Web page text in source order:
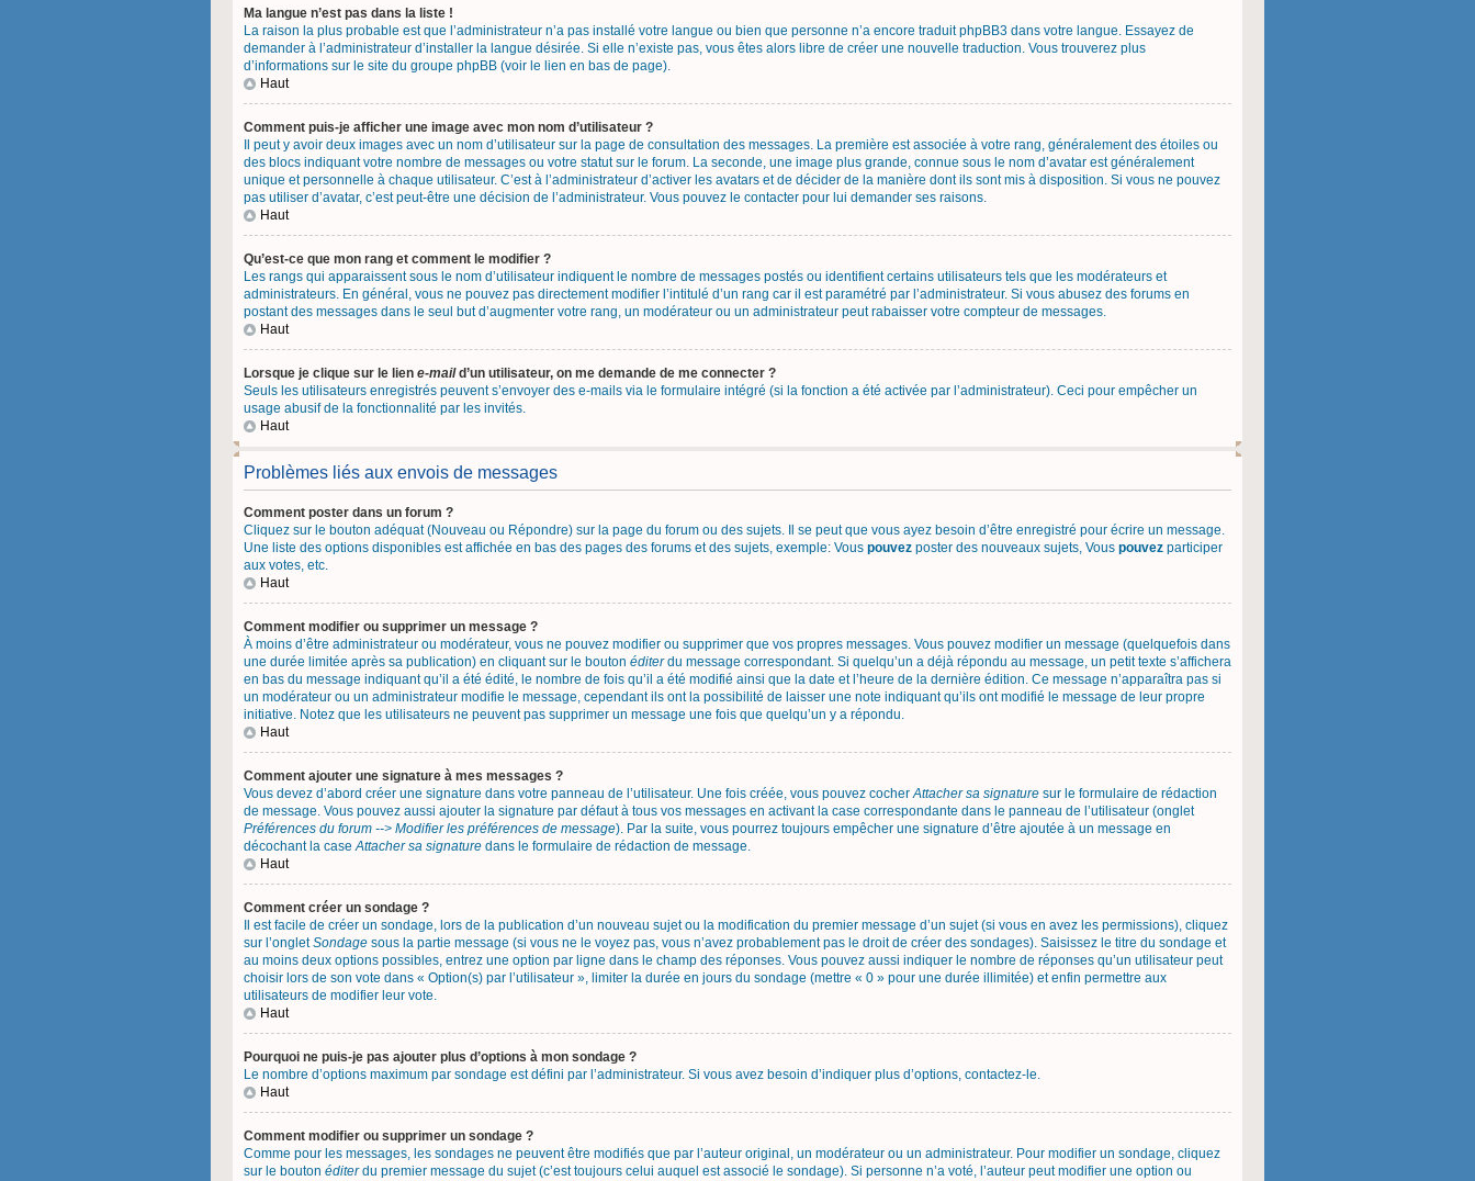
Ma langue n’est pas dans la liste !
La raison la plus probable est que l’administrateur n’a pas installé votre langue ou bien que personne n’a encore traduit phpBB3 dans votre langue. Essayez de
demander à l’administrateur d’installer la langue désirée. Si elle n’existe pas, vous êtes alors libre de créer une nouvelle traduction. Vous trouverez plus
d’informations sur le site du groupe phpBB (voir le lien en bas de page).
Haut
Comment puis-je afficher une image avec mon nom d’utilisateur ?
Il peut y avoir deux images avec un nom d’utilisateur sur la page de consultation des messages. La première est associée à votre rang, généralement des étoiles ou
des blocs indiquant votre nombre de messages ou votre statut sur le forum. La seconde, une image plus grande, connue sous le nom d’avatar est généralement
unique et personnelle à chaque utilisateur. C’est à l’administrateur d’activer les avatars et de décider de la manière dont ils sont mis à disposition. Si vous ne pouvez
pas utiliser d’avatar, c’est peut-être une décision de l’administrateur. Vous pouvez le contacter pour lui demander ses raisons.
Haut
Qu’est-ce que mon rang et comment le modifier ?
Les rangs qui apparaissent sous le nom d’utilisateur indiquent le nombre de messages postés ou identifient certains utilisateurs tels que les modérateurs et
administrateurs. En général, vous ne pouvez pas directement modifier l’intitulé d’un rang car il est paramétré par l’administrateur. Si vous abusez des forums en
postant des messages dans le seul but d’augmenter votre rang, un modérateur ou un administrateur peut rabaisser votre compteur de messages.
Haut
Lorsque je clique sur le lien e-maild’un utilisateur, on me demande de me connecter ?
Seuls les utilisateurs enregistrés peuvent s’envoyer des e-mails via le formulaire intégré (si la fonction a été activée par l’administrateur). Ceci pour empêcher un
usage abusif de la fonctionnalité par les invités.
Haut
Problèmes liés aux envois de messages
Comment poster dans un forum ?
Cliquez sur le bouton adéquat (Nouveau ou Répondre) sur la page du forum ou des sujets. Il se peut que vous ayez besoin d’être enregistré pour écrire un message.
Une liste des options disponibles est affichée en bas des pages des forums et des sujets, exemple: Vous pouvez poster des nouveaux sujets, Vous pouvez participer
aux votes, etc.
Haut
Comment modifier ou supprimer un message ?
À moins d’être administrateur ou modérateur, vous ne pouvez modifier ou supprimer que vos propres messages. Vous pouvez modifier un message (quelquefois dans
une durée limitée après sa publication) en cliquant sur le bouton éditerdu message correspondant. Si quelqu’un a déjà répondu au message, un petit texte s’affichera
en bas du message indiquant qu’il a été édité, le nombre de fois qu’il a été modifié ainsi que la date et l’heure de la dernière édition. Ce message n’apparaîtra pas si
un modérateur ou un administrateur modifie le message, cependant ils ont la possibilité de laisser une note indiquant qu’ils ont modifié le message de leur propre
initiative. Notez que les utilisateurs ne peuvent pas supprimer un message une fois que quelqu’un y a répondu.
Haut
Comment ajouter une signature à mes messages ?
Vous devez d’abord créer une signature dans votre panneau de l’utilisateur. Une fois créée, vous pouvez cocherAttacher sa signature sur le formulaire de rédaction
de message. Vous pouvez aussi ajouter la signature par défaut à tous vos messages en activant la case correspondante dans le panneau de l’utilisateur (onglet
Préférences du forum --> Modifier les préférences de message). Par la suite, vous pourrez toujours empêcher une signature d’être ajoutée à un message en
décochant la caseAttacher sa signature dans le formulaire de rédaction de message.
Haut
Comment créer un sondage ?
Il est facile de créer un sondage, lors de la publication d’un nouveau sujet ou la modification du premier message d’un sujet (si vous en avez les permissions), cliquez
sur l’ongletSondage sous la partie message (si vous ne le voyez pas, vous n’avez probablement pas le droit de créer des sondages). Saisissez le titre du sondage et
au moins deux options possibles, entrez une option par ligne dans le champ des réponses. Vous pouvez aussi indiquer le nombre de réponses qu’un utilisateur peut
choisir lors de son vote dans « Option(s) par l’utilisateur », limiter la durée en jours du sondage (mettre « 0 » pour une durée illimitée) et enfin permettre aux
utilisateurs de modifier leur vote.
Haut
Pourquoi ne puis-je pas ajouter plus d’options à mon sondage ?
Le nombre d’options maximum par sondage est défini par l’administrateur. Si vous avez besoin d’indiquer plus d’options, contactez-le.
Haut
Comment modifier ou supprimer un sondage ?
Comme pour les messages, les sondages ne peuvent être modifiés que par l’auteur original, un modérateur ou un administrateur. Pour modifier un sondage, cliquez
sur le bouton éditerdu premier message du sujet (c’est toujours celui auquel est associé le sondage). Si personne n’a voté, l’auteur peut modifier une option ou